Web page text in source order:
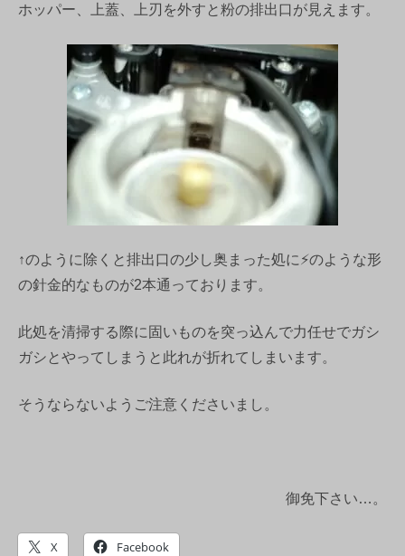
ホッパー、上蓋、上刃を外すと粉の排出口が見えます。
↑のように除くと排出口の少し奥まった処に⚡のような形
の針金的なものが2本通っております。
此処を清掃する際に固いものを突っ込んで力任せでガシ
ガシとやってしまうと此れが折れてしまいます。
そうならないようご注意くださいまし。
御免下さい…。
X Facebook